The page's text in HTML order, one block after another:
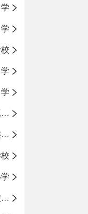
沂源县沂河源学校
沂源县振华实验学校
沂源县第二实验小学